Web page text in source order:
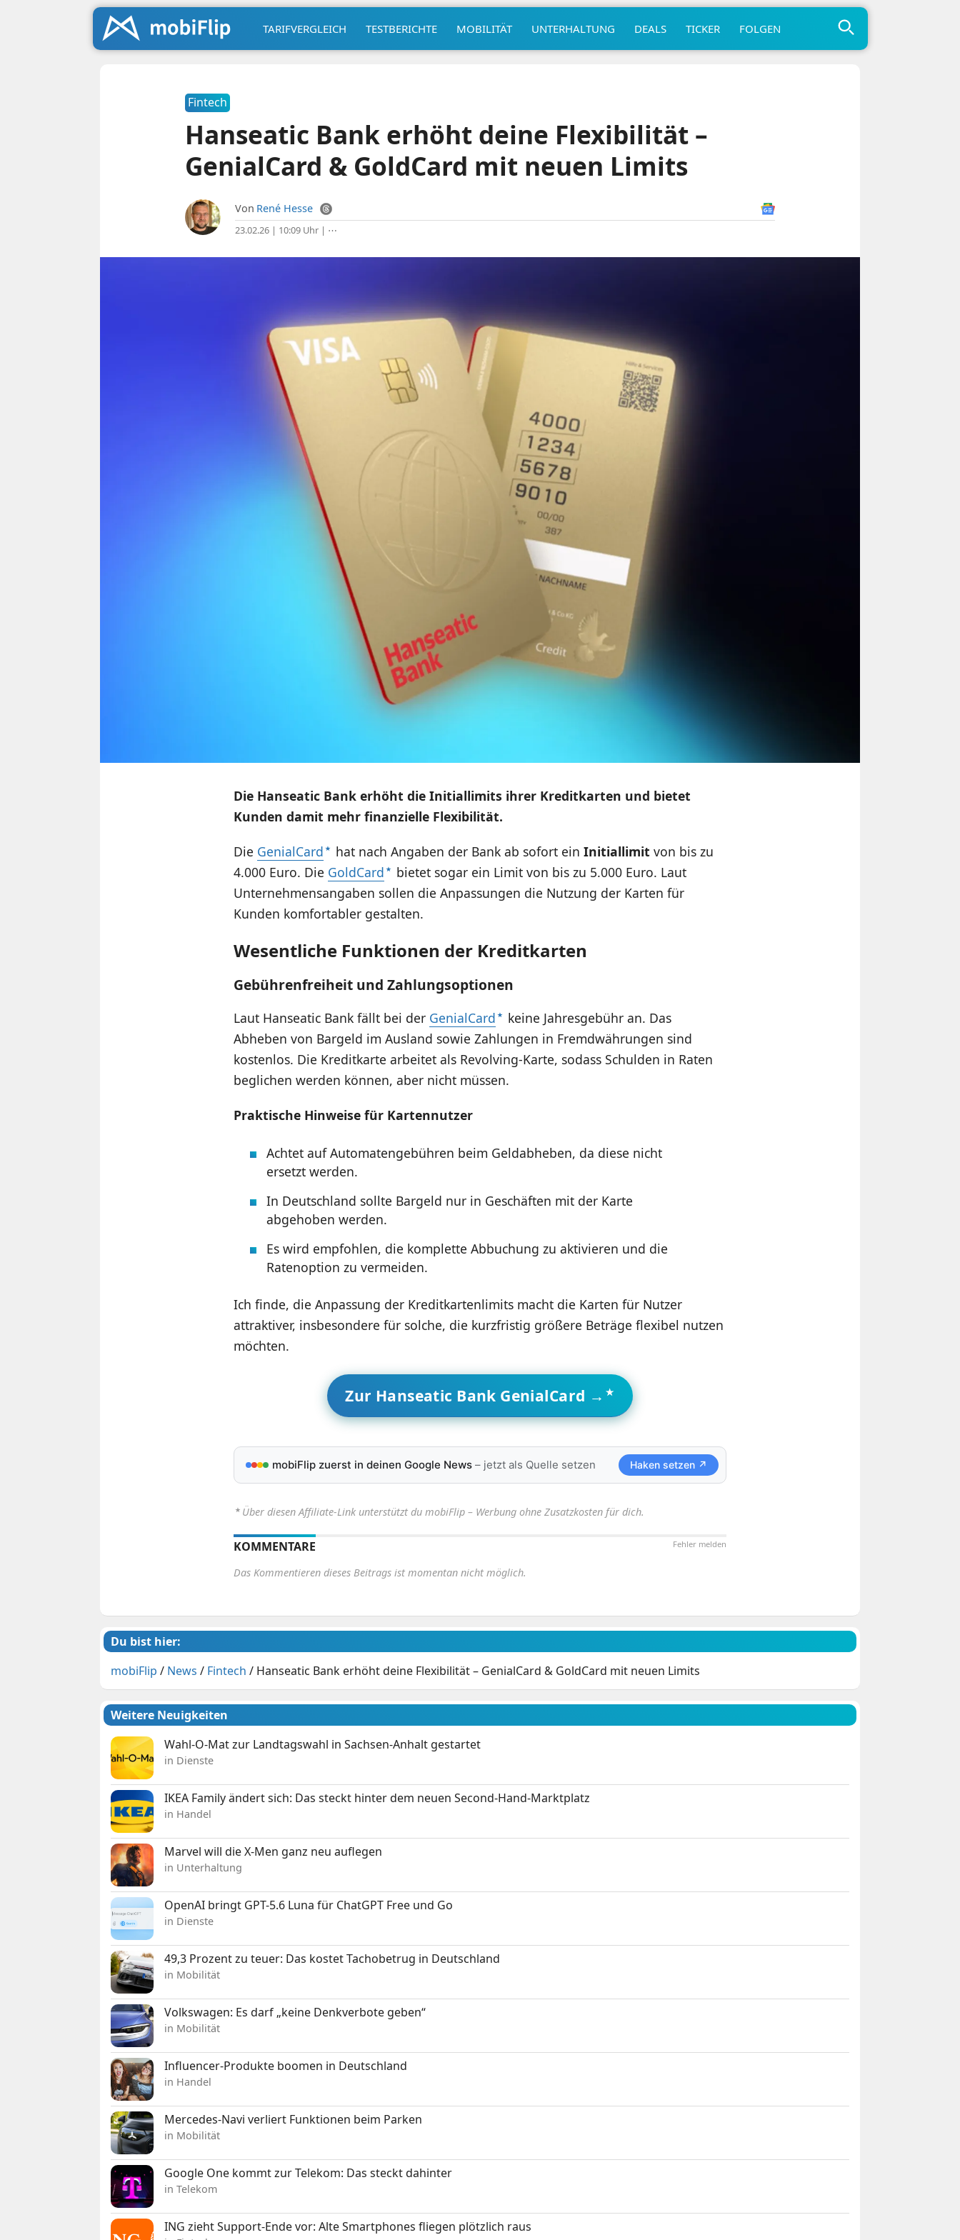
TARIFVERGLEICH TESTBERICHTE MOBILITÄT UNTERHALTUNG DEALS TICKER FOLGEN
Fintech
Hanseatic Bank erhöht deine Flexibilität –
GenialCard & GoldCard mit neuen Limits
Von René Hesse
23.02.26 | 10:09 Uhr| ⋯
Die Hanseatic Bank erhöht die Initiallimits ihrer Kreditkarten und bietet
Kunden damit mehr finanzielle Flexibilität.
Die GenialCard hat nach Angaben der Bank ab sofort ein Initiallimit von bis zu
4.000 Euro. Die GoldCard
bietet sogar ein Limit von bis zu 5.000 Euro. Laut
Unternehmensangaben sollen die Anpassungen die Nutzung der Karten für
Kunden komfortabler gestalten.
Wesentliche Funktionen der Kreditkarten
Gebührenfreiheit und Zahlungsoptionen
Laut Hanseatic Bank fällt bei der GenialCard
keine Jahresgebühr an. Das
Abheben von Bargeld im Ausland sowie Zahlungen in Fremdwährungen sind
kostenlos. Die Kreditkarte arbeitet als Revolving-Karte, sodass Schulden in Raten
beglichen werden können, aber nicht müssen.
Praktische Hinweise für Kartennutzer
Achtet auf Automatengebühren beim Geldabheben, da diese nicht
ersetzt werden.
In Deutschland sollte Bargeld nur in Geschäften mit der Karte
abgehoben werden.
Es wird empfohlen, die komplette Abbuchung zu aktivieren und die
Ratenoption zu vermeiden.
Ich finde, die Anpassung der Kreditkartenlimits macht die Karten für Nutzer
attraktiver, insbesondere für solche, die kurzfristig größere Beträge flexibel nutzen
möchten.
Zur Hanseatic Bank GenialCard →
mobiFlip zuerst in deinen Google News– jetzt als Quelle setzen Haken setzen ↗
⋆ Über diesen Affiliate-Link unterstützt du mobiFlip – Werbung ohne Zusatzkosten für dich.
Fehler melden
KOMMENTARE
Das Kommentieren dieses Beitrags ist momentan nicht möglich.
Du bist hier:
mobiFlip / News / Fintech / Hanseatic Bank erhöht deine Flexibilität – GenialCard & GoldCard mit neuen Limits
Weitere Neuigkeiten
Wahl-O-Mat zur Landtagswahl in Sachsen-Anhalt gestartet
in Dienste
IKEA Family ändert sich: Das steckt hinter dem neuen Second-Hand-Marktplatz
in Handel
Marvel will die X-Men ganz neu auflegen
in Unterhaltung
OpenAI bringt GPT-5.6 Luna für ChatGPT Free und Go
in Dienste
49,3 Prozent zu teuer: Das kostet Tachobetrug in Deutschland
in Mobilität
Volkswagen: Es darf „keine Denkverbote geben“
in Mobilität
Influencer-Produkte boomen in Deutschland
in Handel
Mercedes-Navi verliert Funktionen beim Parken
in Mobilität
Google One kommt zur Telekom: Das steckt dahinter
in Telekom
ING zieht Support-Ende vor: Alte Smartphones fliegen plötzlich raus